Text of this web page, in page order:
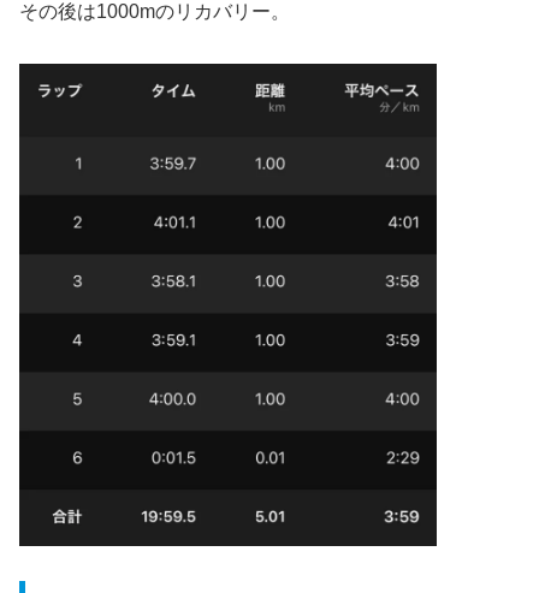
その後は1000mのリカバリー。